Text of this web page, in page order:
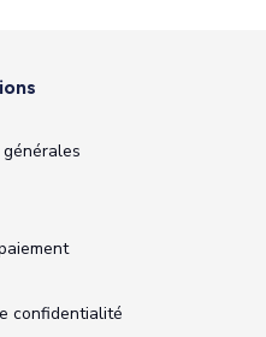
confidentialité